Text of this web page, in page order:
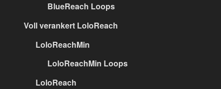
BlueReach Loops
Voll verankert LoloReach
LoloReachMin
LoloReachMin Loops
LoloReach